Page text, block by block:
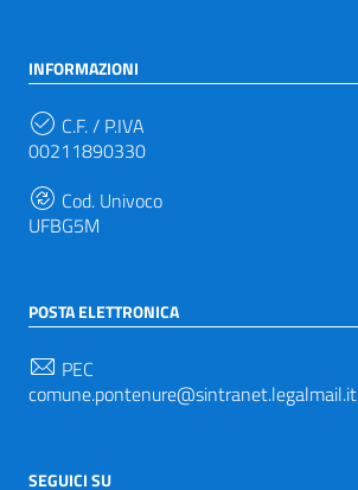
INFORMAZIONI
C.F. / P.IVA
00211890330
Cod. Univoco
UFBG5M
POSTA ELETTRONICA
PEC
comune.pontenure@sintranet.legalmail.it
SEGUICI SU